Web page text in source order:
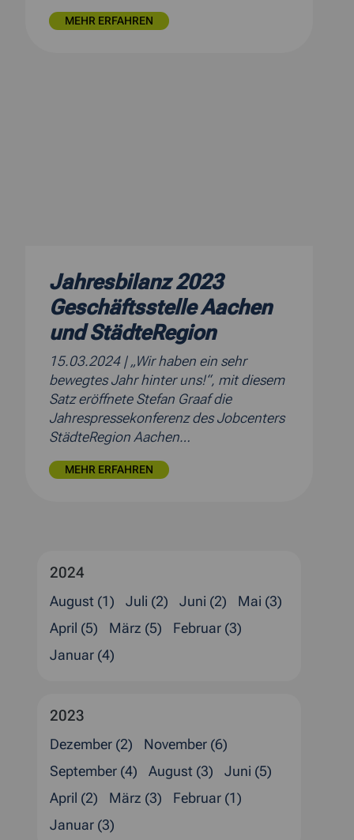
MEHR ERFAHREN
Jahresbilanz 2023
Geschäftsstelle Aachen
und StädteRegion
15.03.2024 | „Wir haben ein sehr
bewegtes Jahr hinter uns!“, mit diesem
Satz eröffnete Stefan Graaf die
Jahrespressekonferenz des Jobcenters
StädteRegion Aachen…
MEHR ERFAHREN
2024
August (1) Juli (2) Juni (2)
Mai (3)
April (5)
März (5)
Februar (3)
Januar (4)
2023
Dezember (2)
November (6)
September (4)
August (3)
Juni (5)
April (2)
März (3)
Februar (1)
Januar (3)